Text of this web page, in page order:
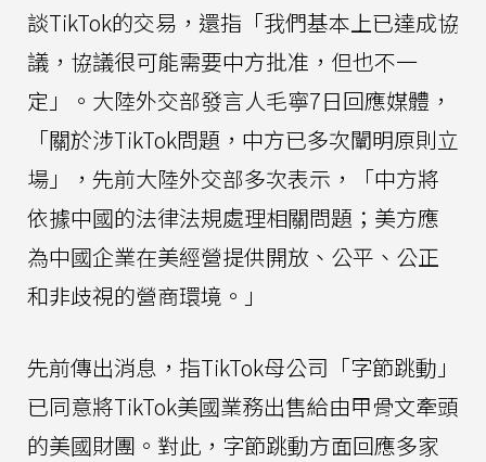
談TikTok的交易，還指「我們基本上已達成協
議，協議很可能需要中方批准，但也不一
定」。大陸外交部發言人毛寧7日回應媒體，
「關於涉TikTok問題，中方已多次闡明原則立
場」，先前大陸外交部多次表示，「中方將
依據中國的法律法規處理相關問題；美方應
為中國企業在美經營提供開放、公平、公正
和非歧視的營商環境。」
先前傳出消息，指TikTok母公司「字節跳動」
已同意將TikTok美國業務出售給由甲骨文牽頭
的美國財團。對此，字節跳動方面回應多家